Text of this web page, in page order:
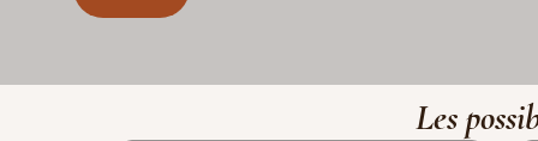
Les